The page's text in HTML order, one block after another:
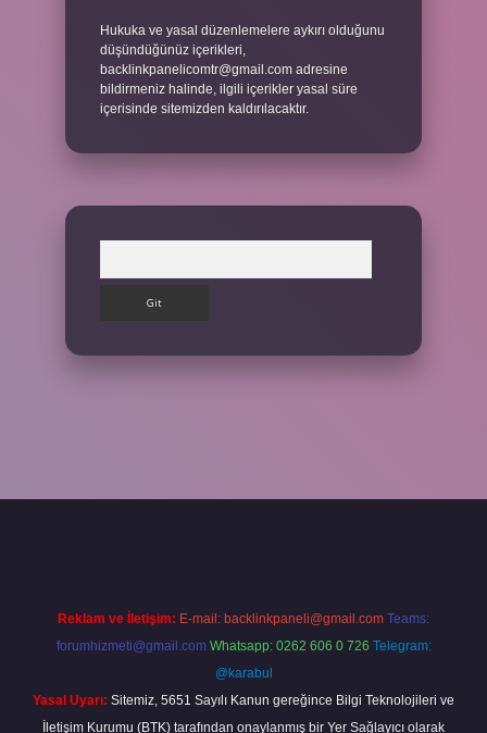
Hukuka ve yasal düzenlemelere aykırı olduğunu
düşündüğünüz içerikleri,
backlinkpanelicomtr@gmail.com adresine
bildirmeniz halinde, ilgili içerikler yasal süre
içerisinde sitemizden kaldırılacaktır.
Reklam ve İletişim: E-mail: backlinkpaneli@gmail.com Teams:
forumhizmeti@gmail.com Whatsapp: 0262 606 0 726 Telegram:
@karabul
Yasal Uyarı: Sitemiz, 5651 Sayılı Kanun gereğince Bilgi Teknolojileri ve
İletişim Kurumu (BTK) tarafından onaylanmış bir Yer Sağlayıcı olarak